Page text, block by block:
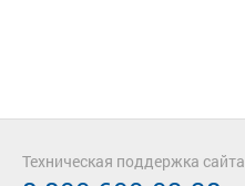
Техническая поддержка сайта